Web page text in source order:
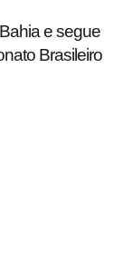
e segue
Brasileiro